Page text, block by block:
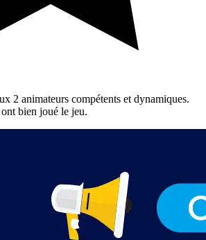
2 animateurs compétents et dynamiques.
bien joué le jeu.